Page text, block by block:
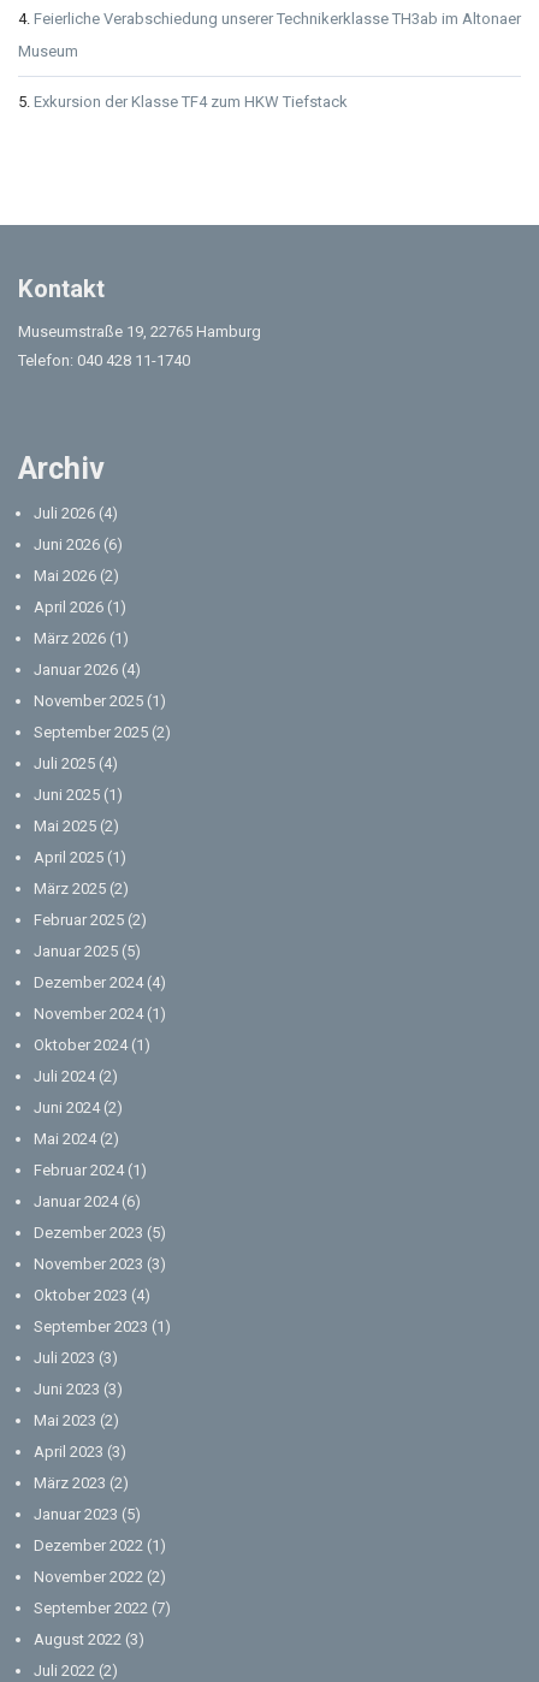
Feierliche Verabschiedung unserer Technikerklasse TH3ab im Altonaer
Museum
Exkursion der Klasse TF4 zum HKW Tiefstack
Kontakt
Museumstraße 19, 22765 Hamburg
Telefon: 040 428 11-1740
Archiv
Juli 2026 (4)
Juni 2026 (6)
Mai 2026 (2)
April 2026 (1)
März 2026 (1)
Januar 2026 (4)
November 2025 (1)
September 2025 (2)
Juli 2025 (4)
Juni 2025 (1)
Mai 2025 (2)
April 2025 (1)
März 2025 (2)
Februar 2025 (2)
Januar 2025 (5)
Dezember 2024(4)
November 2024(1)
Oktober 2024(1)
Juli 2024(2)
Juni 2024(2)
Mai 2024(2)
Februar 2024(1)
Januar 2024(6)
Dezember 2023 (5)
November 2023 (3)
Oktober 2023 (4)
September 2023 (1)
Juli 2023 (3)
Juni 2023 (3)
Mai 2023 (2)
April 2023 (3)
März 2023 (2)
Januar 2023 (5)
Dezember 2022 (1)
November 2022 (2)
September 2022 (7)
August 2022 (3)
Juli 2022 (2)